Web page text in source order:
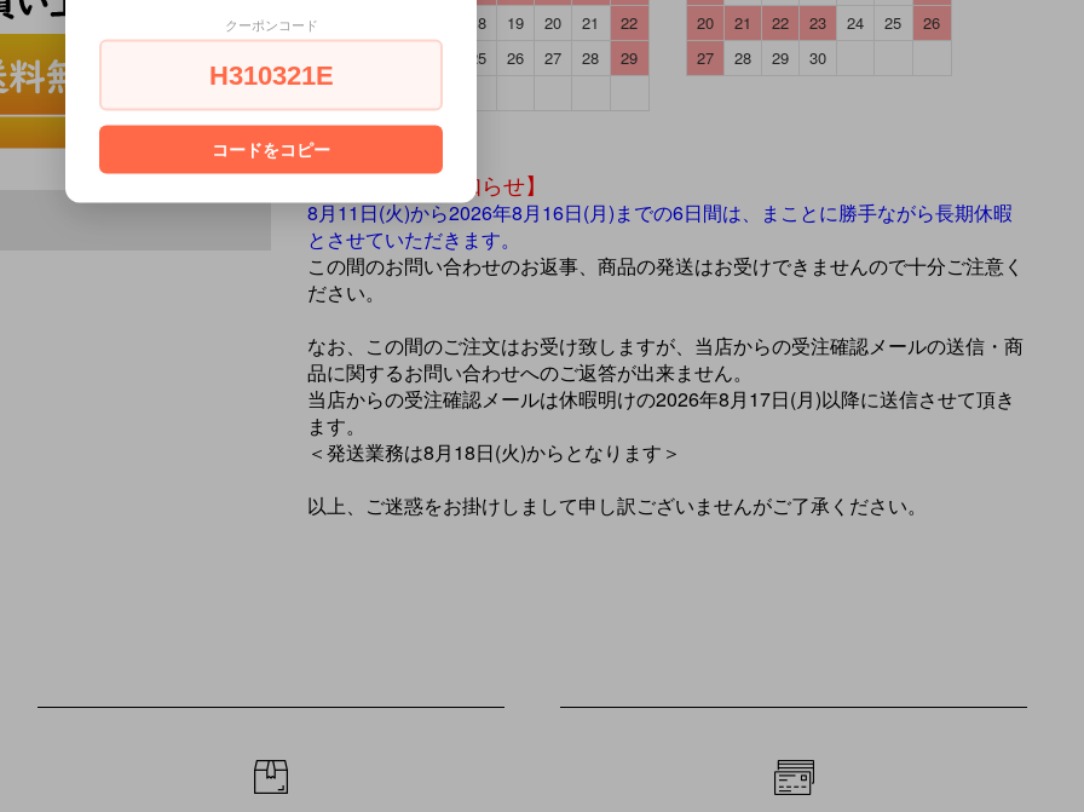
18 19 20 21
22
25 26 27 28
29
20
21 22 23 24 25
26
27
28 29 30
【夏季休暇のお知らせ】
8月11日(火)から2026年8月16日(月)までの6日間は、まことに勝手ながら長期休暇
とさせていただきます。
この間のお問い合わせのお返事、商品の発送はお受けできませんので十分ご注意く
ださい。
なお、この間のご注文はお受け致しますが、当店からの受注確認メールの送信・商
品に関するお問い合わせへのご返答が出来ません。
当店からの受注確認メールは休暇明けの2026年8月17日(月)以降に送信させて頂き
ます。
＜発送業務は8月18日(火)からとなります＞
以上、ご迷惑をお掛けしまして申し訳ございませんがご了承ください。
クーポンコード
H310321E
コードをコピー